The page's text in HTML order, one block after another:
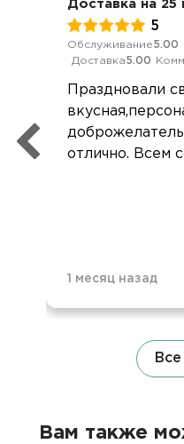
Доставка на 25
5
Обслуживание5.00
Доставка5.00
Праздновали
отлично. Всем
1 месяц назад
Вам также